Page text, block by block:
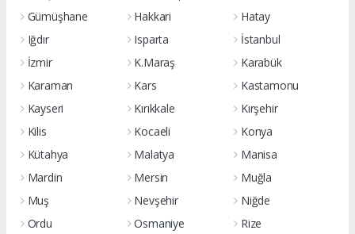
Gümüşhane
Hakkari
Hatay
Iğdır
Isparta
İstanbul
İzmir
K.Maraş
Karabük
Karaman
Kars
Kastamonu
Kayseri
Kırıkkale
Kırşehir
Kilis
Kocaeli
Konya
Kütahya
Malatya
Manisa
Mardin
Mersin
Muğla
Muş
Nevşehir
Niğde
Ordu
Osmaniye Rize